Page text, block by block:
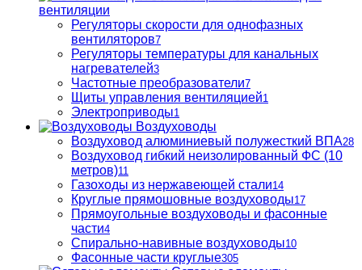
вентиляции
Регуляторы скорости для однофазных
вентиляторов7
Регуляторы температуры для канальных
нагревателей3
Частотные преобразователи7
Щиты управления вентиляцией1
Электроприводы1
Воздуховоды
Воздуховод алюминиевый полужесткий ВПА28
Воздуховод гибкий неизолированный ФС (10
метров)11
Газоходы из нержавеющей стали14
Круглые прямошовные воздуховоды17
Прямоугольные воздуховоды и фасонные
части4
Спирально-навивные воздуховоды10
Фасонные части круглые305